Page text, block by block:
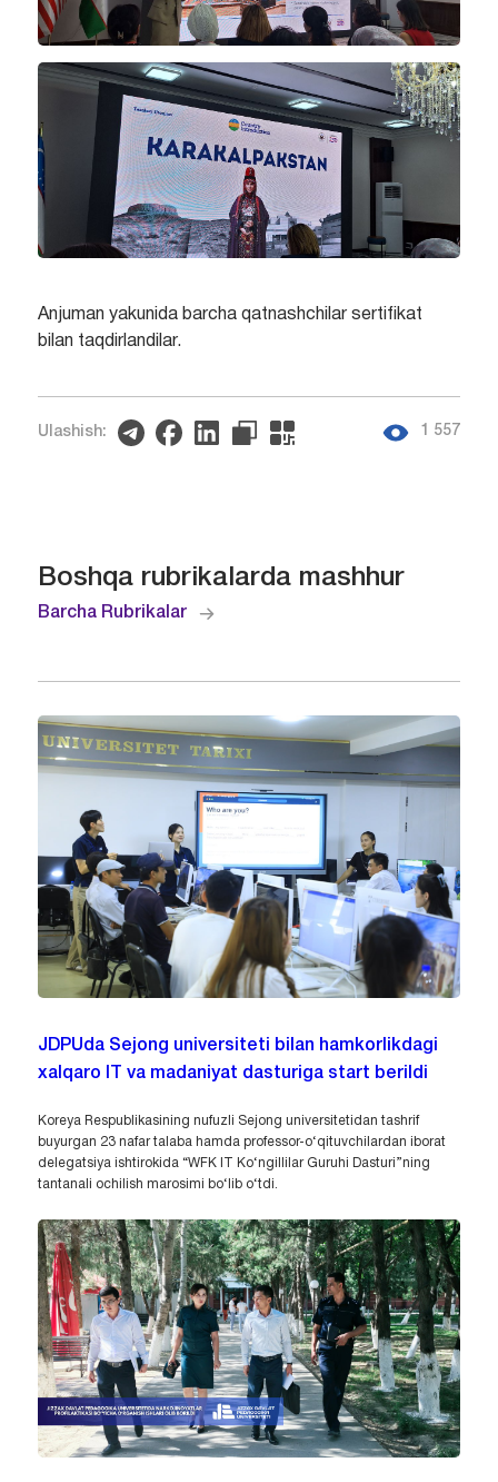
Anjuman yakunida barcha qatnashchilar sertifikat
bilan taqdirlandilar.
Ulashish: 1 557
Boshqa rubrikalarda mashhur
Barcha Rubrikalar
JDPUda Sejong universiteti bilan hamkorlikdagi
xalqaro IT va madaniyat dasturiga start berildi
Koreya Respublikasining nufuzli Sejong universitetidan tashrif
buyurgan 23 nafar talaba hamda professor-o‘qituvchilardan iborat
delegatsiya ishtirokida “WFK IT Ko‘ngillilar Guruhi Dasturi”ning
tantanali ochilish marosimi bo‘lib o‘tdi.